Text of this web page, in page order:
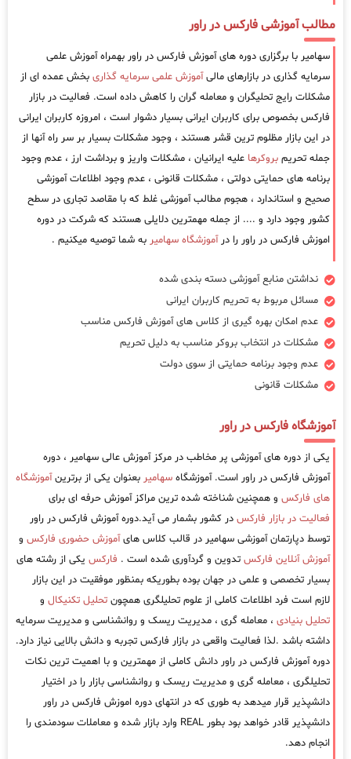
مطالب آموزشی فارکس در راور
سهامیر با برگزاری دوره های آموزش فارکس در راور بهمراه آموزش علمی
سرمایه گذاری در بازارهای مالیآموزش علمی سرمایه گذاری بخش عمده ای از
مشکلات رایج تحلیگران و معامله گران را کاهش داده است. فعالیت در بازار
فارکس بخصوص برای کاربران ایرانی بسیار دشوار است ، امروزه کاربران ایرانی
در این بازار مظلوم ترین قشر هستند ، وجود مشکلات بسیار بر سر راه آنها از
جمله تحریم بروکرها علیه ایرانیان ، مشکلات واریز و برداشت ارز ، عدم وجود
برنامه های حمایتی دولتی ، مشکلات قانونی ، عدم وجود اطلاعات آموزشی
صحیح و استاندارد ، هجوم مطالب آموزشی غلط که با مقاصد تجاری در سطح
کشور وجود دارد و .... از جمله مهمترین دلایلی هستند که شرکت در دوره
اموزش فارکس در راور را درآموزشگاه سهامیر به شما توصیه میکنیم .
نداشتن منابع آموزشی دسته بندی شده
مسائل مربوط به تحریم کاربران ایرانی
عدم امکان بهره گیری از کلاس های آموزش فارکس مناسب
مشکلات در انتخاب بروکر مناسب به دلیل تحریم
عدم وجود برنامه حمایتی از سوی دولت
مشکلات قانونی
آموزشگاه فارکس در راور
یکی از دوره های آموزشی پر مخاطب در مرکز آموزش عالی سهامیر ، دوره
آموزش فارکس در راور است. آموزشگاه سهامیر بعنوان یکی از برترینآموزشگاه
های فارکس و همچنین شناخته شده ترین مراکز آموزش حرفه ای برای
فعالیت در بازار فارکس در کشور بشمار می آید.دوره آموزش فارکس در راور
توسط دپارتمان آموزشی سهامیر در قالب کلاس هایآموزش حضوری فارکس و
آموزش آنلاین فارکس تدوین و گردآوری شده است . فارکس یکی از رشته های
بسیار تخصصی و علمی در جهان بوده بطوریکه بمنظور موفقیت در این بازار
لازم است فرد اطلاعات کاملی از علوم تحلیلگری همچون تحلیل تکنیکال و
تحلیل بنیادی ، معامله گری ، مدیریت ریسک و روانشناسی و مدیریت سرمایه
داشته باشد .لذا فعالیت واقعی در بازار فارکس تجربه و دانش بالایی نیاز دارد.
دوره آموزش فارکس در راور دانش کاملی از مهمترین و با اهمیت ترین نکات
تحلیلگری ، معامله گری و مدیریت ریسک و روانشناسی بازار را در اختیار
دانشپذیر قرار میدهد به طوری که در انتهای دوره اموزش فارکس در راور
دانشپذیر قادر خواهد بود بطور REAL وارد بازار شده و معاملات سودمندی را
انجام دهد.